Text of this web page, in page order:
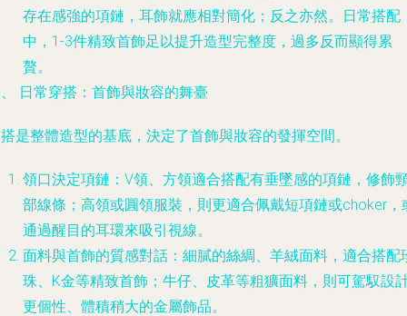
存在感強的項鏈，耳飾就應相對簡化；反之亦然。日常搭配
中，1-3件精致首飾足以提升造型完整度，過多反而顯得累
贅。
日常穿搭：首飾與妝容的舞臺
是整體造型的基底，決定了首飾與妝容的發揮空間。
領口決定項鏈 ：V領、方領適合搭配有垂墜感的項鏈，修飾
部線條；高領或圓領服裝，則更適合佩戴短項鏈或choker，
通過醒目的耳環來吸引視線。
面料與首飾的質感對話 ：細膩的絲綢、羊絨面料，適合搭配
珠、K金等精致首飾；牛仔、皮革等粗獷面料，則可駕馭設
更個性、體積稍大的金屬飾品。